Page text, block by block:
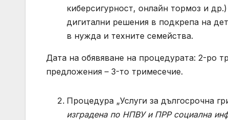
киберсигурност, онлайн тормоз и
дигитални решения в подкрепа на
в нужда и техните семейства.
Дата на обявяване на процедурата: 2-ро
предложения – 3-то тримесечие.
Процедура „Услуги за дългосрочна
изградена по НПВУ и ПРР социална